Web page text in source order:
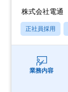
株式会社電通
正社員採用
業務内容